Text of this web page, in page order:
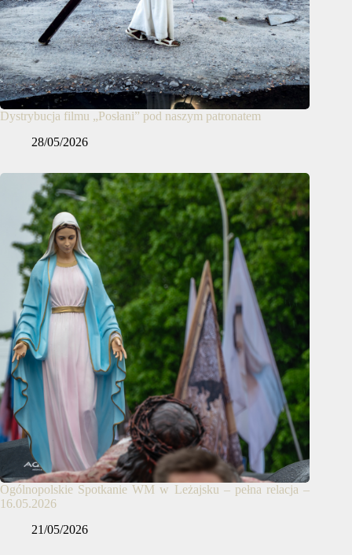
Dystrybucja filmu „Posłani” pod naszym patronatem
28/05/2026
Ogólnopolskie Spotkanie WM w Leżajsku – pełna relacja –
16.05.2026
21/05/2026